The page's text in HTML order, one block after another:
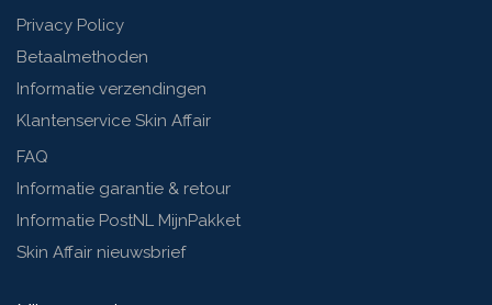
Privacy Policy
Betaalmethoden
Informatie verzendingen
Klantenservice Skin Affair
FAQ
Informatie garantie & retour
Informatie PostNL MijnPakket
Skin Affair nieuwsbrief